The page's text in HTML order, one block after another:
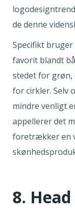
de denne
Specifikt bruger
favorit blandt
stedet for
for cirkler. Selv
mindre venligt
appellerer det
foretrækker en
8.